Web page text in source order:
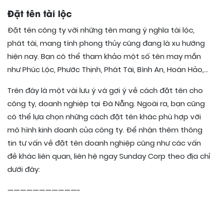
Đặt tên tài lộc
Đặt tên công ty với những tên mang ý nghĩa tài lộc,
phát tài, mang tính phong thủy cũng đang là xu hướng
hiện nay. Bạn có thể tham khảo một số tên may mắn
như Phúc Lộc, Phước Thịnh, Phát Tài, Bình An, Hoàn Hảo,…
Trên đây là một vài lưu ý và gợi ý về cách đặt tên cho
công ty, doanh nghiệp tại Đà Nẵng. Ngoài ra, bạn cũng
có thể lựa chọn những cách đặt tên khác phù hợp với
mô hình kinh doanh của công ty. Để nhận thêm thông
tin tư vấn về đặt tên doanh nghiệp cũng như các vấn
đề khác liên quan, liên hệ ngay Sunday Corp theo địa chỉ
dưới đây:
———————————-